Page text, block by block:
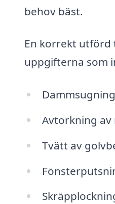
behov bäst.
En korrekt utförd
uppgifterna som
Avtorkning
Tvätt av